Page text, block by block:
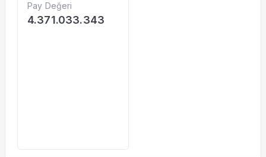
Pay Değeri
4.371.033.343